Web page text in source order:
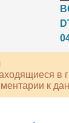
в
к